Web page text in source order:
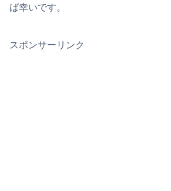
ば幸いです。
スポンサーリンク